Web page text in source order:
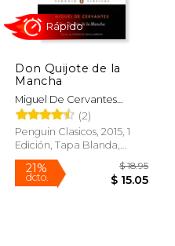
Don Quijote de la
Mancha
Miguel De Cervantes
Saavedra
(2)
Penguin Clasicos, 2015, 1
Edición, Tapa Blanda,
Nuevo
Rápido